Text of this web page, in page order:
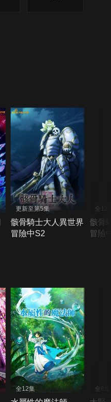
更新至第5集
骸骨騎士大人異世界
冒險中S2
全12
骸骨
冒險
全12集 全6集